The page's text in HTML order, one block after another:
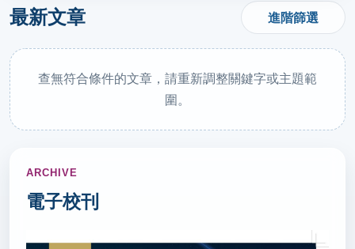
(轉載自 中央社 115.7.30)
2026/07/29
台灣實中年砸近4千萬經費 學生若放棄科研免賠(轉
載自 中央社 115.7.29)
2026/07/28
(轉載自 中華日報 115.7.28)
最新文章 進階篩選
查無符合條件的文章，請重新調整關鍵字或主題範
圍。
ARCHIVE
電子校刊